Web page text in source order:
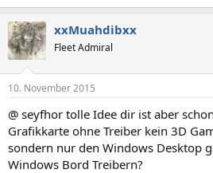
xxMuahdibxx
Fleet Admiral
10. November 2015
@ seyfhor tolle Idee dir ist aber
Grafikkarte ohne Treiber kein 3D
sondern nur den Windows Desktop
Windows Bord Treibern?